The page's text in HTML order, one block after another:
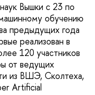
Вышки с 23 по
обучению
предыдущих года
реализован в
120 участников
от ведущих
из ВШЭ, Сколтеха,
Artificial